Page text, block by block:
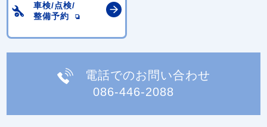
車検/点検/
整備予約
電話でのお問い合わせ
086-446-2088